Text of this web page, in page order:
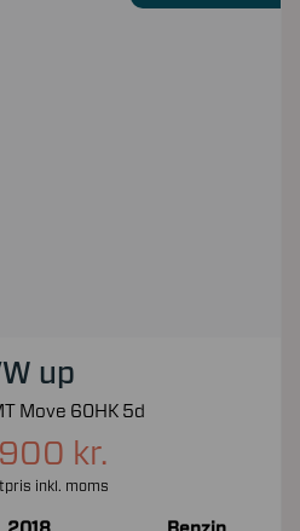
up
Move 60HK 5d
kr.
inkl. moms